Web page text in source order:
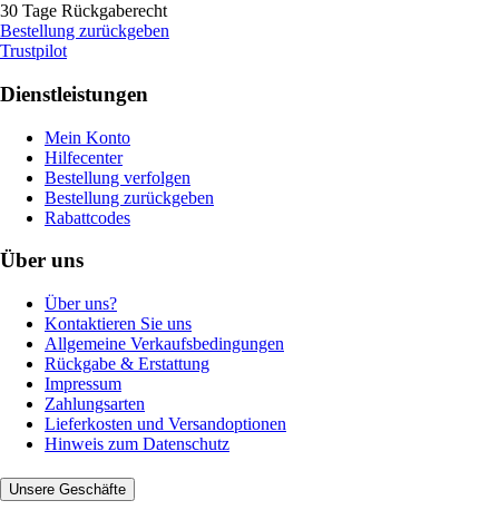
30 Tage Rückgaberecht
Bestellung zurückgeben
Trustpilot
Dienstleistungen
Mein Konto
Hilfecenter
Bestellung verfolgen
Bestellung zurückgeben
Rabattcodes
Über uns
Über uns?
Kontaktieren Sie uns
Allgemeine Verkaufsbedingungen
Rückgabe & Erstattung
Impressum
Zahlungsarten
Lieferkosten und Versandoptionen
Hinweis zum Datenschutz
Unsere Geschäfte